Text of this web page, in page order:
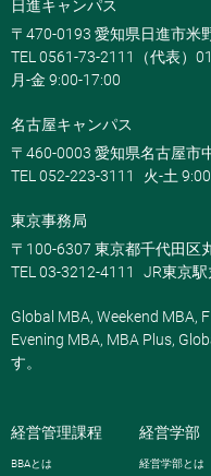
日進キャンパス
〒470-0193 愛知県日進市米
TEL 0561-73-2111（代表）
月-金 9:00-17:00
名古屋キャンパス
〒460-0003 愛知県名古屋市
TEL 052-223-3111
火-土
東京事務局
〒100-6307 東京都千代田区
TEL 03-3212-4111
JR東京
Global MBA, Weekend MBA,
Evening MBA, MBA Plus,
す。
経営管理課程
BBAとは
経営学部
経営学部とは